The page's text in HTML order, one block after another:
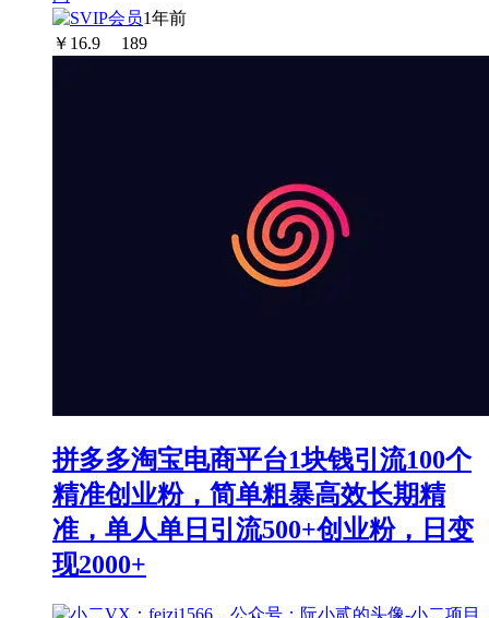
1年前
￥ 16.9 189
拼多多淘宝电商平台1块钱引流100个
精准创业粉，简单粗暴高效长期精
准，单人单日引流500+创业粉，日变
现2000+